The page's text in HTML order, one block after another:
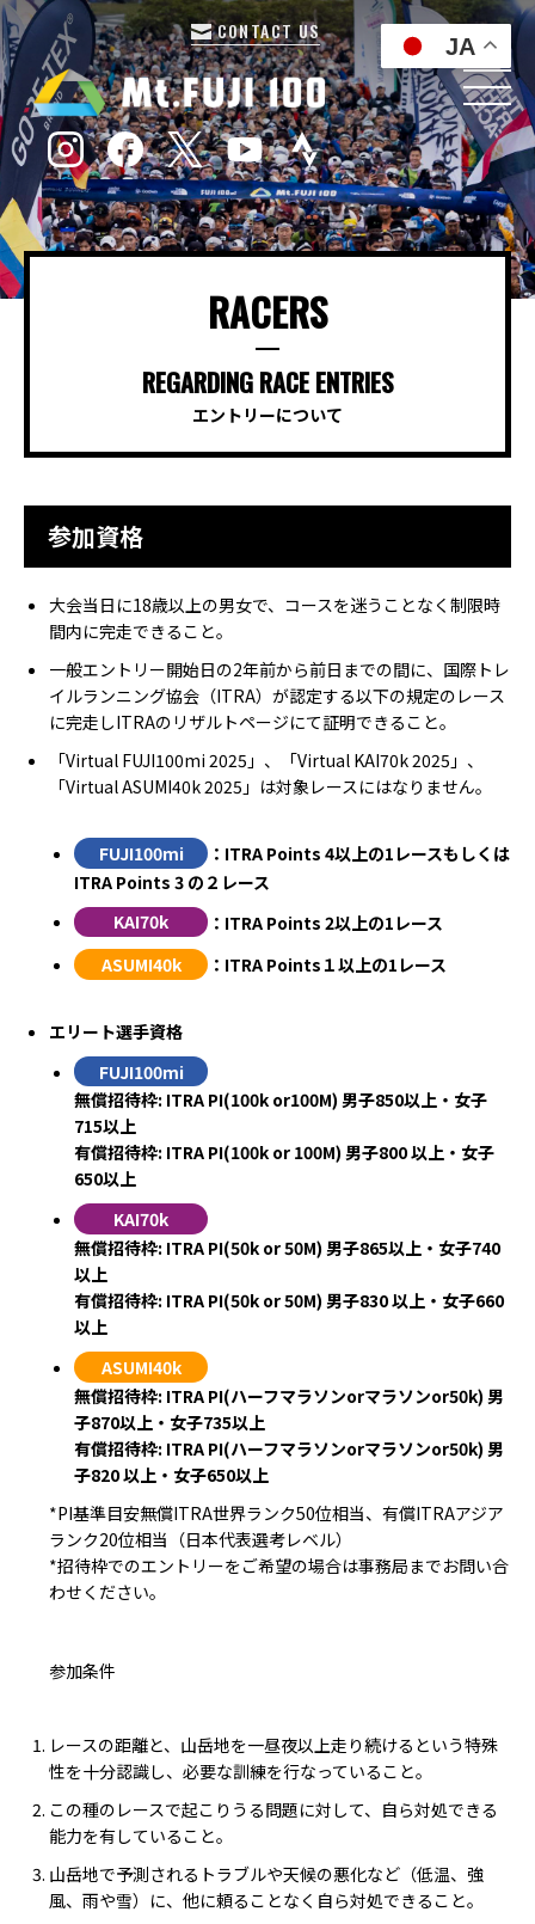
CONTACT US
RACERS
REGARDING RACE ENTRIES
エントリーについて
参加資格
大会当日に18歳以上の男女で、コースを迷うことなく制限時
間内に完走できること。
一般エントリー開始日の2年前から前日までの間に、国際トレ
イルランニング協会（ITRA）が認定する以下の規定のレース
に完走しITRAのリザルトページにて証明できること。
「Virtual FUJI100mi 2025」、「Virtual KAI70k 2025」、
「Virtual ASUMI40k 2025」は対象レースにはなりません。
FUJI100mi
：ITRA Points 4以上の1レースもしくは
ITRA Points 3 の２レース
KAI70k
：ITRA Points 2以上の1レース
ASUMI40k
：ITRA Points１以上の1レース
エリート選手資格
FUJI100mi
無償招待枠: ITRA PI(100k or100M) 男子850以上・女子
715以上
有償招待枠: ITRA PI(100k or 100M) 男子800 以上・女子
650以上
KAI70k
無償招待枠: ITRA PI(50k or 50M) 男子865以上・女子740
以上
有償招待枠: ITRA PI(50k or 50M) 男子830 以上・女子660
以上
ASUMI40k
無償招待枠: ITRA PI(ハーフマラソンorマラソンor50k) 男
子870以上・女子735以上
有償招待枠: ITRA PI(ハーフマラソンorマラソンor50k) 男
子820 以上・女子650以上
*PI基準目安無償ITRA世界ランク50位相当、有償ITRAアジア
ランク20位相当（日本代表選考レベル）
*招待枠でのエントリーをご希望の場合は事務局までお問い合
わせください。
参加条件
レースの距離と、山岳地を一昼夜以上走り続けるという特殊
性を十分認識し、必要な訓練を行なっていること。
この種のレースで起こりうる問題に対して、自ら対処できる
能力を有していること。
山岳地で予測されるトラブルや天候の悪化など（低温、強
風、雨や雪）に、他に頼ることなく自ら対処できること。
JA